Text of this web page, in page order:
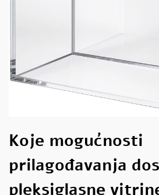
Koje mogućnosti
prilagođavanja
pleksiglasne